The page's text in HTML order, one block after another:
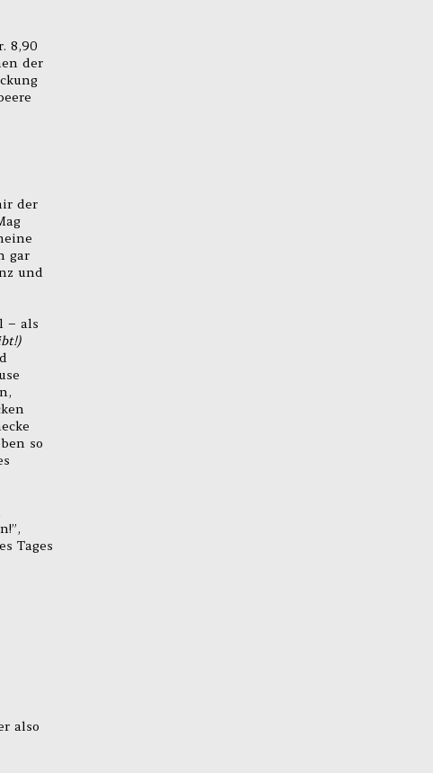
8,90
der
der
gar
und
– als
so
Tages
also